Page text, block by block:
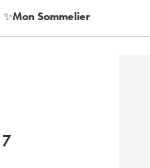
✨Mon Sommelier
2017